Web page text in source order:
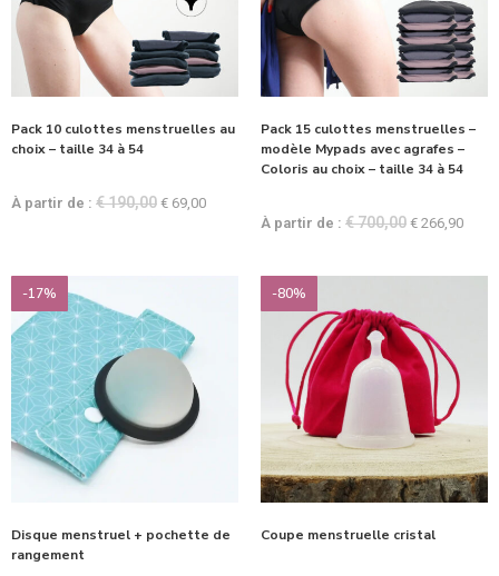
Pack 10 culottes menstruelles au
choix – taille 34 à 54
À partir de : €190,00 € 69,00
Pack 15 culottes menstruelles –
modèle Mypads avec agrafes –
Coloris au choix – taille 34 à 54
À partir de : €700,00 € 266,90
-17%
Disque menstruel + pochette de
rangement
-80%
Coupe menstruelle cristal